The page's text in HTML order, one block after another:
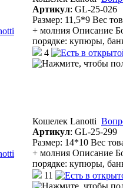
Артикул: GL-25-026
Размер: 11,5*9 Вес
+ молния Описание
порядке: купюры,
4
Кошелек Lanotti
Артикул: GL-25-299
Размер: 14*10 Вес
+ молния Описание
порядке: купюры,
11